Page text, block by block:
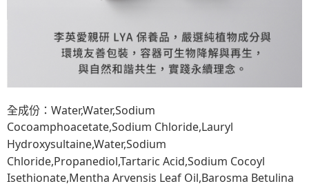
全成份：Water,Water,Sodium
Cocoamphoacetate,Sodium Chloride,Lauryl
Hydroxysultaine,Water,Sodium
Chloride,Propanediol,Tartaric Acid,Sodium Cocoyl
Isethionate,Mentha Arvensis Leaf Oil,Barosma Betulina